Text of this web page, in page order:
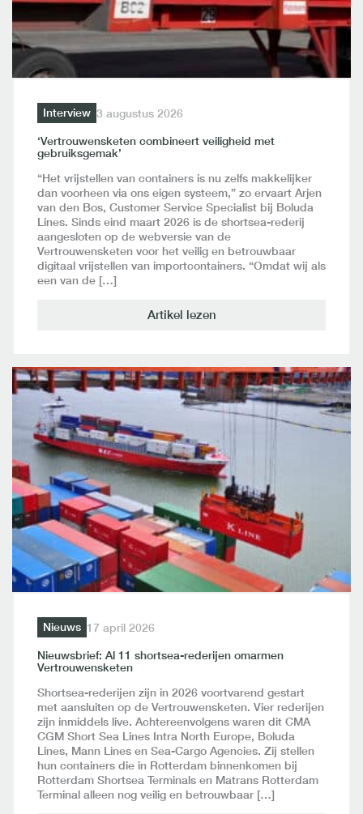
Interview 3 augustus 2026
‘Vertrouwensketen combineert veiligheid met
gebruiksgemak’
“Het vrijstellen van containers is nu zelfs makkelijker
dan voorheen via ons eigen systeem,” zo ervaart Arjen
van den Bos, Customer Service Specialist bij Boluda
Lines. Sinds eind maart 2026 is de shortsea-rederij
aangesloten op de webversie van de
Vertrouwensketen voor het veilig en betrouwbaar
digitaal vrijstellen van importcontainers. “Omdat wij als
een van de […]
Artikel lezen
Nieuws 17 april 2026
Nieuwsbrief: Al 11 shortsea-rederijen omarmen
Vertrouwensketen
Shortsea-rederijen zijn in 2026 voortvarend gestart
met aansluiten op de Vertrouwensketen. Vier rederijen
zijn inmiddels live. Achtereenvolgens waren dit CMA
CGM Short Sea Lines Intra North Europe, Boluda
Lines, Mann Lines en Sea-Cargo Agencies. Zij stellen
hun containers die in Rotterdam binnenkomen bij
Rotterdam Shortsea Terminals en Matrans Rotterdam
Terminal alleen nog veilig en betrouwbaar […]